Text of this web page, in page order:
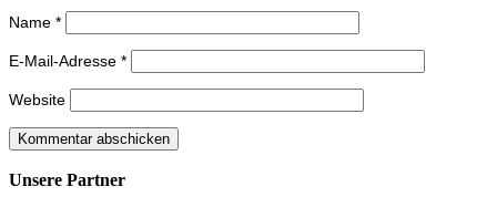
Name *
E-Mail-Adresse *
Website
Unsere Partner